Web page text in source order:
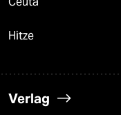
Hitze
Verlag